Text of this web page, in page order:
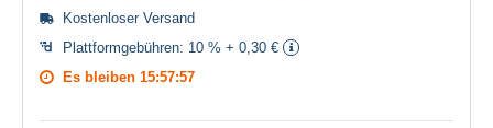
Kostenloser Versand
Plattformgebühren: 10 % + 0,30 €
Es bleiben 15:57:57